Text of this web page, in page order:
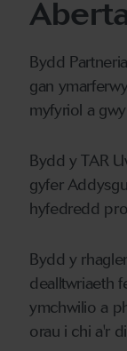
Bydd
gan
myfyriol a
Bydd y TAR
gyfer
hyfedredd
Bydd y
dealltwriaeth
ymchwilio a
orau i chi a'r